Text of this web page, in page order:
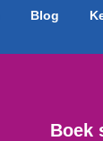
Blog
Boek